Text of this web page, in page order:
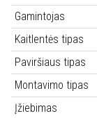
Gamintojas
Kaitlentės tipas
Paviršiaus tipas
Montavimo tipas
Įžiebimas